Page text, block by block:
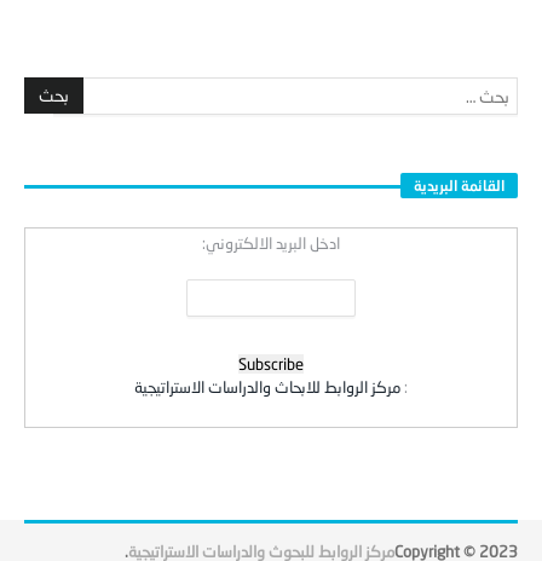
القائمة البريدية
ادخل البريد الالكتروني:
: مركز الروابط للابحاث والدراسات الاستراتيجية
Copyright © 2023مركز الروابط للبحوث والدراسات الاستراتيجية.